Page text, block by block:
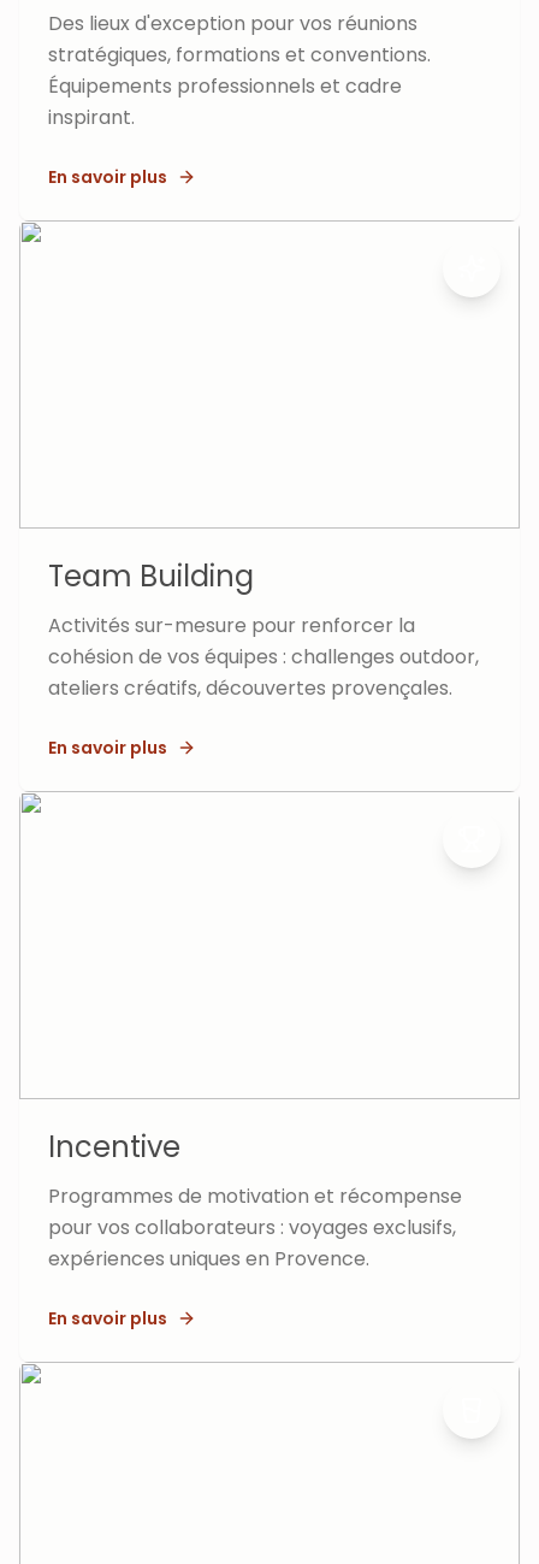
Des lieux d'exception pour vos réunions
stratégiques, formations et conventions.
Équipements professionnels et cadre
inspirant.
En savoir plus
Team Building
Activités sur-mesure pour renforcer la
cohésion de vos équipes : challenges outdoor,
ateliers créatifs, découvertes provençales.
En savoir plus
Incentive
Programmes de motivation et récompense
pour vos collaborateurs : voyages exclusifs,
expériences uniques en Provence.
En savoir plus